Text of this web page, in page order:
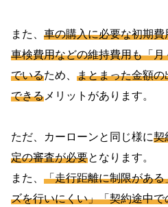
また、 車の購入に必要な初期
車検費用などの維持費用も「
でいるため、 まとまった金額
できるメリットがあります。
ただ、カーローンと同じ様に契
定の審査が必要となります。
また、 「走行距離に制限があ
ズを行いにくい」「契約途中